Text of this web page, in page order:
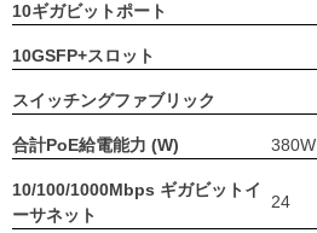
10ギガビットポート
10GSFP+スロット
スイッチングファブリック
合計PoE給電能力 (W) 380W
10/100/1000Mbps ギガビットイ
ーサネット
24